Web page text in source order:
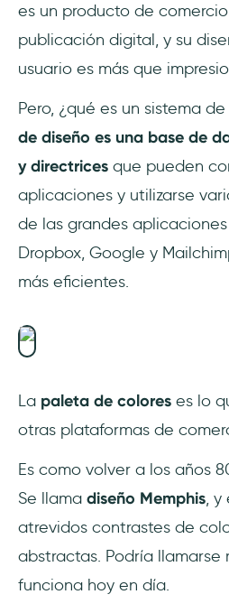
es un producto de
publicación digital, y su
usuario es más que
Pero, ¿qué es un sistema
de diseño es una base de
y directrices que pueden
aplicaciones y utilizarse
de las grandes
Dropbox, Google y
más eficientes.
La paleta de colores es lo
otras plataformas de
Es como volver a los años
Se llama diseño Memphis, y
atrevidos contrastes de
abstractas. Podría llamarse
funciona hoy en día.